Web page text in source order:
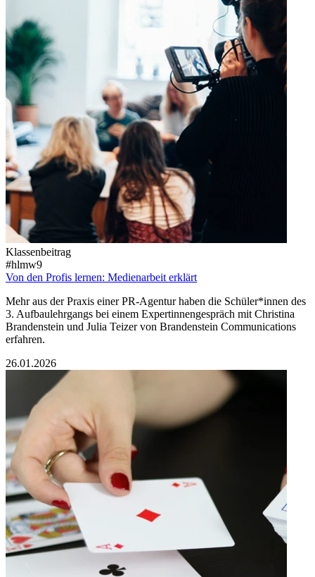
Klassenbeitrag
#hlmw9
Von den Profis lernen: Medienarbeit erklärt
Mehr aus der Praxis einer PR-Agentur haben die Schüler*innen des
3. Aufbaulehrgangs bei einem Expertinnengespräch mit Christina
Brandenstein und Julia Teizer von Brandenstein Communications
erfahren.
26.01.2026